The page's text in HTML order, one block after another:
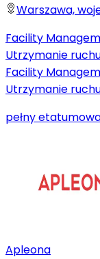
Warszawa,
Facility
Utrzymanie
Facility
Utrzymanie
pełny etat
Apleona